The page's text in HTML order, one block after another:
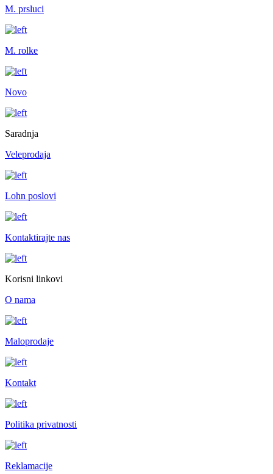
M. prsluci
M. rolke
Novo
Saradnja
Veleprodaja
Lohn poslovi
Kontaktirajte nas
Korisni linkovi
O nama
Maloprodaje
Kontakt
Politika privatnosti
Reklamacije